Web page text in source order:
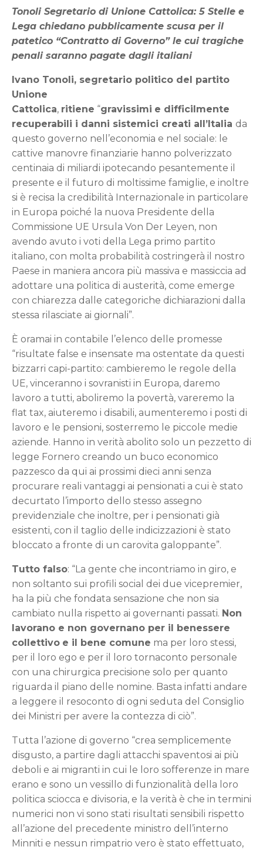
Tonoli Segretario di Unione Cattolica: 5 Stelle e
Lega chiedano pubblicamente scusa per il
patetico “Contratto di Governo” le cui tragiche
penali saranno pagate dagli italiani
Ivano Tonoli, segretario politico del partito
Unione
Cattolica, ritiene “gravissimi e difficilmente
recuperabili i danni sistemici creati all’Italia da
questo governo nell’economia e nel sociale: le
cattive manovre finanziarie hanno polverizzato
centinaia di miliardi ipotecando pesantemente il
presente e il futuro di moltissime famiglie, e inoltre
si è recisa la credibilità Internazionale in particolare
in Europa poiché la nuova Presidente della
Commissione UE Ursula Von Der Leyen, non
avendo avuto i voti della Lega primo partito
italiano, con molta probabilità costringerà il nostro
Paese in maniera ancora più massiva e massiccia ad
adottare una politica di austerità, come emerge
con chiarezza dalle categoriche dichiarazioni dalla
stessa rilasciate ai giornali”.
È oramai in contabile l’elenco delle promesse
“risultate false e insensate ma ostentate da questi
bizzarri capi-partito: cambieremo le regole della
UE, vinceranno i sovranisti in Europa, daremo
lavoro a tutti, aboliremo la povertà, vareremo la
flat tax, aiuteremo i disabili, aumenteremo i posti di
lavoro e le pensioni, sosterremo le piccole medie
aziende. Hanno in verità abolito solo un pezzetto di
legge Fornero creando un buco economico
pazzesco da qui ai prossimi dieci anni senza
procurare reali vantaggi ai pensionati a cui è stato
decurtato l’importo dello stesso assegno
previdenziale che inoltre, per i pensionati già
esistenti, con il taglio delle indicizzazioni è stato
bloccato a fronte di un carovita galoppante”.
Tutto falso: “La gente che incontriamo in giro, e
non soltanto sui profili social dei due vicepremier,
ha la più che fondata sensazione che non sia
cambiato nulla rispetto ai governanti passati. Non
lavorano e non governano per il benessere
collettivo e il bene comune ma per loro stessi,
per il loro ego e per il loro tornaconto personale
con una chirurgica precisione solo per quanto
riguarda il piano delle nomine. Basta infatti andare
a leggere il resoconto di ogni seduta del Consiglio
dei Ministri per avere la contezza di ciò”.
Tutta l’azione di governo “crea semplicemente
disgusto, a partire dagli attacchi spaventosi ai più
deboli e ai migranti in cui le loro sofferenze in mare
erano e sono un vessillo di funzionalità della loro
politica sciocca e divisoria, e la verità è che in termini
numerici non vi sono stati risultati sensibili rispetto
all’azione del precedente ministro dell’interno
Minniti e nessun rimpatrio vero è stato effettuato,